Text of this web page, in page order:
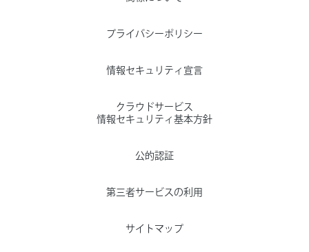
プライバシーポリシー
情報セキュリティ宣言
クラウドサービス
情報セキュリティ基本方針
公的認証
第三者サービスの利用
サイトマップ